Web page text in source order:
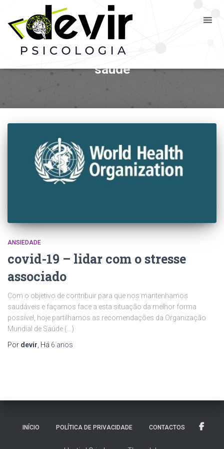
saúde
ANSIEDADE
covid-19 – lidar com o stresse
associado
Com o objetivo de contribuir para que nos mantenhamos
saudáveis e façamos face a esta situação da melhor forma
possível, hoje partilhamos as recomendações da Organização
Mundial de Saúde (…)
Por devir , Há 6 anos
INÍCIO POLÍTICA DE PRIVACIDADE CONTACTOS